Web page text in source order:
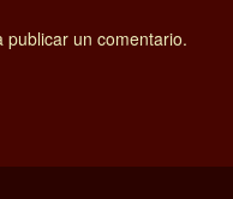
publicar un comentario.